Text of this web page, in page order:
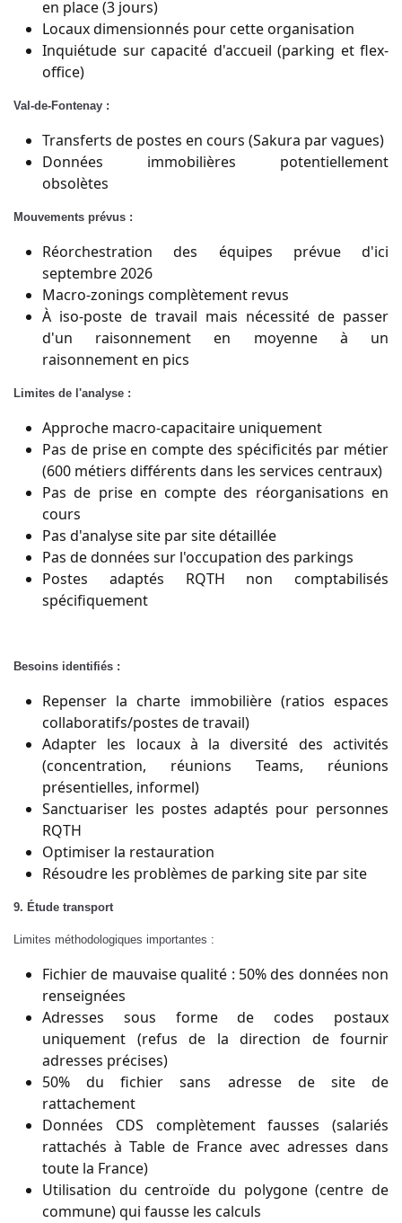
en place (3 jours)
Locaux dimensionnés pour cette organisation
Inquiétude sur capacité d'accueil (parking et flex-
office)
Val-de-Fontenay :
Transferts de postes en cours (Sakura par vagues)
Données immobilières potentiellement
obsolètes
Mouvements prévus :
Réorchestration des équipes prévue d'ici
septembre 2026
Macro-zonings complètement revus
À iso-poste de travail mais nécessité de passer
d'un raisonnement en moyenne à un
raisonnement en pics
Limites de l'analyse :
Approche macro-capacitaire uniquement
Pas de prise en compte des spécificités par métier
(600 métiers différents dans les services centraux)
Pas de prise en compte des réorganisations en
cours
Pas d'analyse site par site détaillée
Pas de données sur l'occupation des parkings
Postes adaptés RQTH non comptabilisés
spécifiquement
Besoins identifiés :
Repenser la charte immobilière (ratios espaces
collaboratifs/postes de travail)
Adapter les locaux à la diversité des activités
(concentration, réunions Teams, réunions
présentielles, informel)
Sanctuariser les postes adaptés pour personnes
RQTH
Optimiser la restauration
Résoudre les problèmes de parking site par site
9. Étude transport
Limites méthodologiques importantes :
Fichier de mauvaise qualité : 50% des données non
renseignées
Adresses sous forme de codes postaux
uniquement (refus de la direction de fournir
adresses précises)
50% du fichier sans adresse de site de
rattachement
Données CDS complètement fausses (salariés
rattachés à Table de France avec adresses dans
toute la France)
Utilisation du centroïde du polygone (centre de
commune) qui fausse les calculs